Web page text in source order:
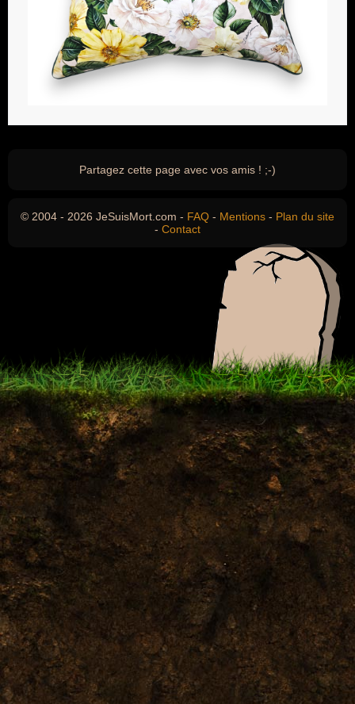
Partagez cette page avec vos amis ! ;-)
© 2004 - 2026 JeSuisMort.com - FAQ - Mentions - Plan du site
- Contact